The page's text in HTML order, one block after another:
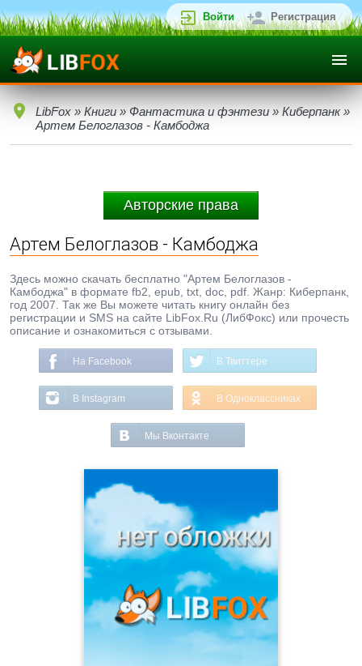
Войти Регистрация
LibFox » Книги » Фантастика и фэнтези » Киберпанк»
Артем Белоглазов - Камбоджа
Авторские права
Артем Белоглазов - Камбоджа
Здесь можно скачать бесплатно "Артем Белоглазов -
Камбоджа" в формате fb2, epub, txt, doc, pdf. Жанр: Киберпанк,
год 2007. Так же Вы можете читать книгу онлайн без
регистрации и SMS на сайте LibFox.Ru (ЛибФокс) или прочесть
описание и ознакомиться с отзывами.
На Facebook В Твиттере
В Instagram В Одноклассниках
Мы Вконтакте